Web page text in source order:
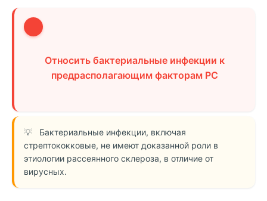
Относить бактериальные инфекции к
предрасполагающим факторам РС
Бактериальные инфекции, включая
стрептококковые, не имеют доказанной роли в
этиологии рассеянного склероза, в отличие от
вирусных.